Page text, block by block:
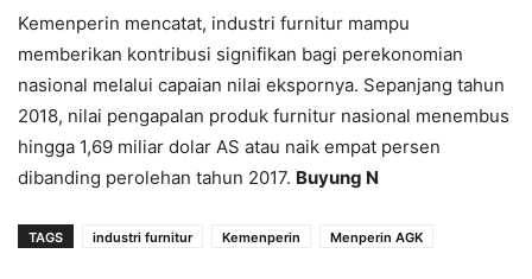
Kemenperin mencatat, industri furnitur mampu
memberikan kontribusi signifikan bagi perekonomian
nasional melalui capaian nilai ekspornya. Sepanjang tahun
2018, nilai pengapalan produk furnitur nasional menembus
hingga 1,69 miliar dolar AS atau naik empat persen
dibanding perolehan tahun 2017. Buyung N
TAGS industri furnitur Kemenperin Menperin AGK